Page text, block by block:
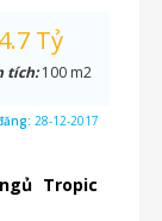
Tropic
4.7 Tỷ
tích:100 m2
28-12-2017